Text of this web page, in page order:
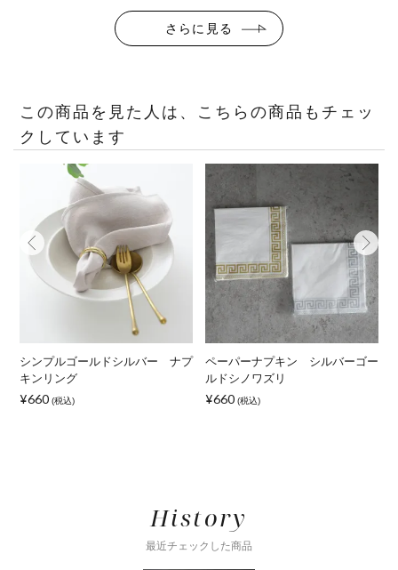
さらに見る
この商品を見た人は、こちらの商品もチェッ
クしています
シンプルゴールドシルバー ナプ
キンリング
¥660 (税込)
ペーパーナプキン シルバーゴー
ルドシノワズリ
¥660 (税込)
History
最近チェックした商品